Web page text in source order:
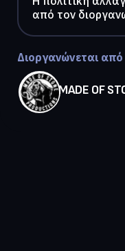
από τον
Διοργανώνεται από
MADE OF